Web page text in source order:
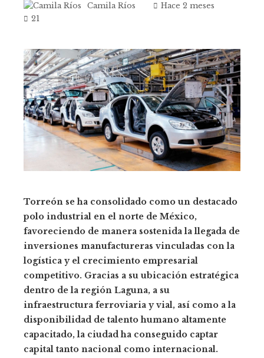
Camila Ríos
Hace 2 meses
21
Torreón se ha consolidado como un destacado
polo industrial en el norte de México,
favoreciendo de manera sostenida la llegada de
inversiones manufactureras vinculadas con la
logística y el crecimiento empresarial
competitivo. Gracias a su ubicación estratégica
dentro de la región Laguna, a su
infraestructura ferroviaria y vial, así como a la
disponibilidad de talento humano altamente
capacitado, la ciudad ha conseguido captar
capital tanto nacional como internacional.